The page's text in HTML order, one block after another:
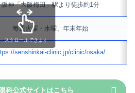
阪神「大阪梅田」駅より徒歩約1分
毎週火曜・水曜、年末年始
senshinkai-clinic.jp/clinic/osaka/
スクロールできます
科公式サイトはこちら